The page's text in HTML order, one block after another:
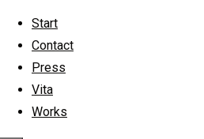
Skip
content
Start
Contact
Press
Vita
Works
Back
©2025 choreograph-markowitz.de